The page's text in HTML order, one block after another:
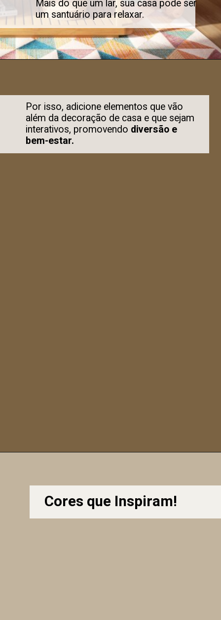
Mais do que um lar, sua casa pode ser
um santuário para relaxar.
Por isso, adicione elementos que vão
além da decoração de casa e que sejam
interativos, promovendo diversão e
bem-estar.
Cores que Inspiram!